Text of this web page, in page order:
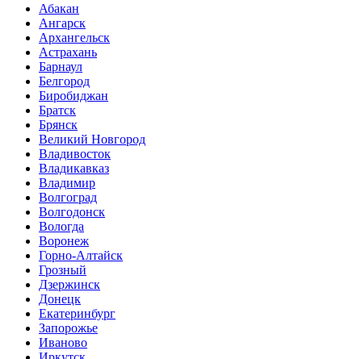
Абакан
Ангарск
Архангельск
Астрахань
Барнаул
Белгород
Биробиджан
Братск
Брянск
Великий Новгород
Владивосток
Владикавказ
Владимир
Волгоград
Волгодонск
Вологда
Воронеж
Горно-Алтайск
Грозный
Дзержинск
Донецк
Екатеринбург
Запорожье
Иваново